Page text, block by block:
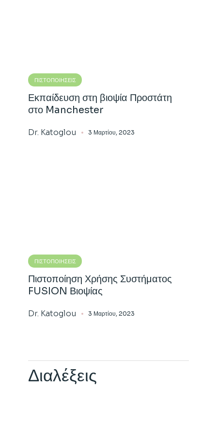
ΠΙΣΤΟΠΟΙΉΣΕΙΣ
Εκπαίδευση στη βιοψία Προστάτη
στο Manchester
Dr. Katoglou 3 Μαρτίου, 2023
ΠΙΣΤΟΠΟΙΉΣΕΙΣ
Πιστοποίηση Χρήσης Συστήματος
FUSION Βιοψίας
Dr. Katoglou 3 Μαρτίου, 2023
Διαλέξεις